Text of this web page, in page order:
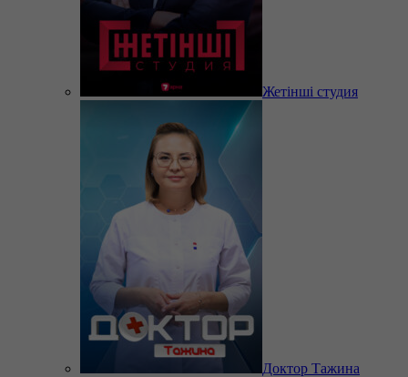
Жетінші студия
Доктор Тажина